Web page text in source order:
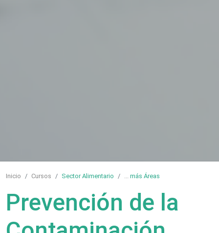
Inicio Cursos Sector Alimentario ... más Áreas
Prevención de la